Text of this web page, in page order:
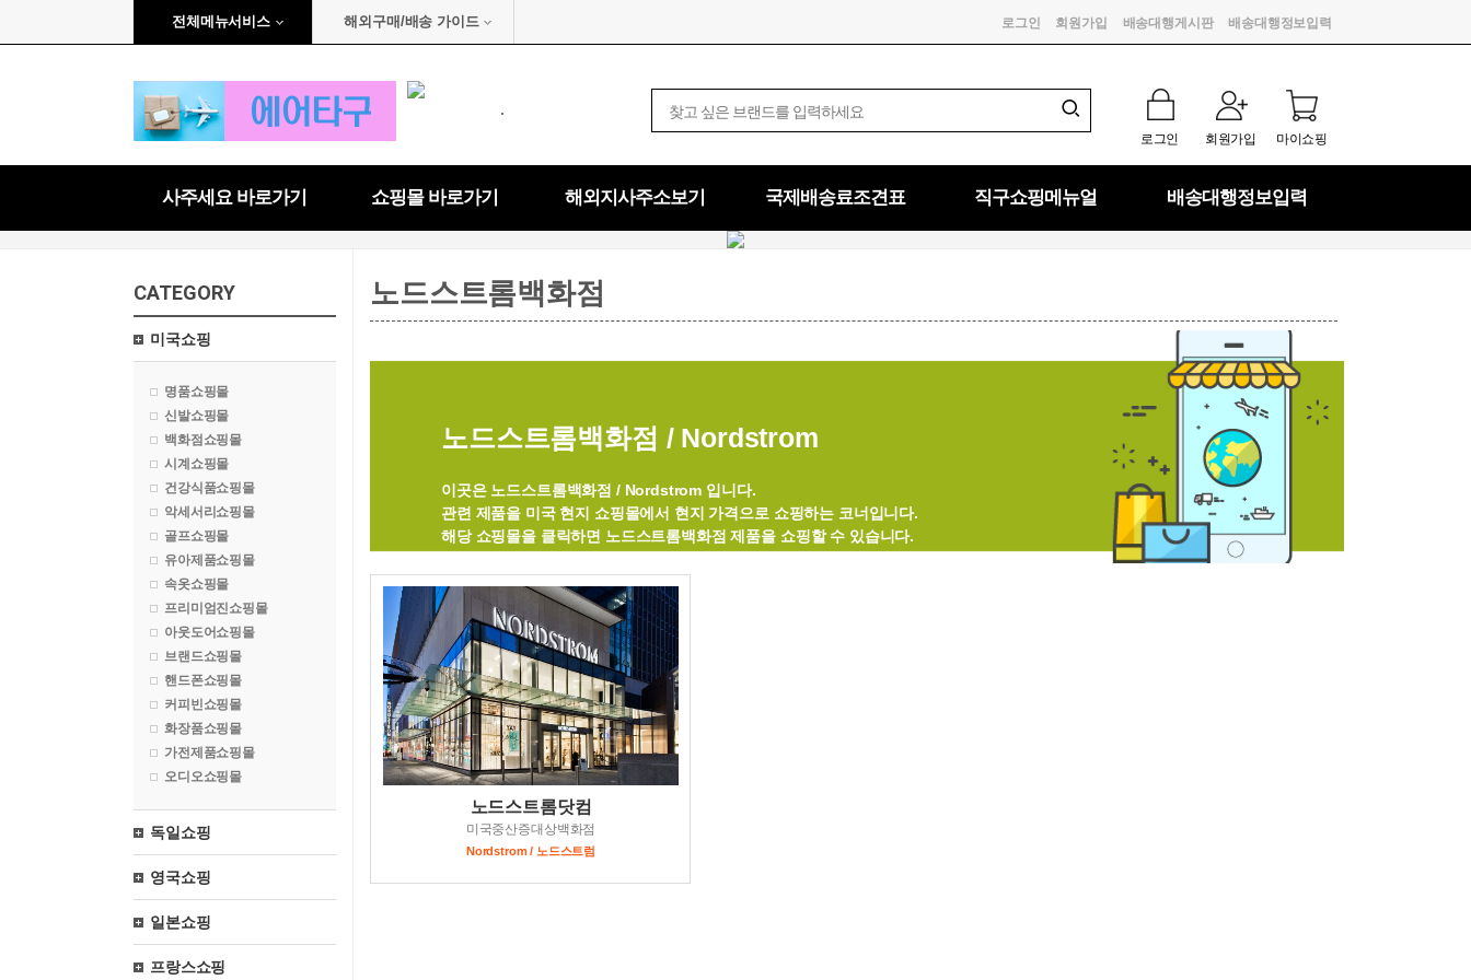
전체메뉴서비스 해외구매/배송 가이드 로그인 회원가입 배송대행게시판 배송대행정보입력
.
로그인 회원가입 마이쇼핑
사주세요 바로가기 쇼핑몰 바로가기 해외지사주소보기 국제배송료조견표 직구쇼핑메뉴얼 배송대행정보입력
CATEGORY
미국쇼핑
명품쇼핑몰
신발쇼핑몰
백화점쇼핑몰
시계쇼핑몰
건강식품쇼핑몰
악세서리쇼핑몰
골프쇼핑몰
유아제품쇼핑몰
속옷쇼핑몰
프리미엄진쇼핑몰
아웃도어쇼핑몰
브랜드쇼핑몰
핸드폰쇼핑몰
커피빈쇼핑몰
화장품쇼핑몰
가전제품쇼핑몰
오디오쇼핑몰
독일쇼핑
영국쇼핑
일본쇼핑
프랑스쇼핑
노드스트롬백화점
노드스트롬백화점 / Nordstrom
이곳은 노드스트롬백화점 / Nordstrom 입니다.
관련 제품을 미국 현지 쇼핑몰에서 현지 가격으로 쇼핑하는 코너입니다.
해당 쇼핑몰을 클릭하면 노드스트롬백화점 제품을 쇼핑할 수 있습니다.
노드스트롬닷컴
미국중산증대상백화점
Nordstrom / 노드스트럼